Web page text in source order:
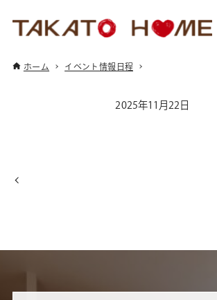
ホーム イベント情報日程
2025年11月22日